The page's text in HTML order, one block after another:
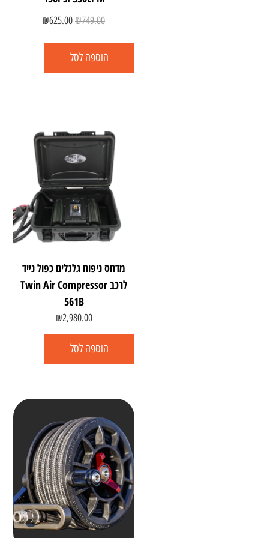
₪749.00
₪625.00
הוספה לסל
מדחס ניפוח גלגלים כפול נייד
לרכב Twin Air Compressor
561B
₪2,980.00
הוספה לסל